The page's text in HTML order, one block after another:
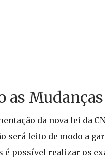
as
da nova lei da
será feito de modo a
é possível realizar os